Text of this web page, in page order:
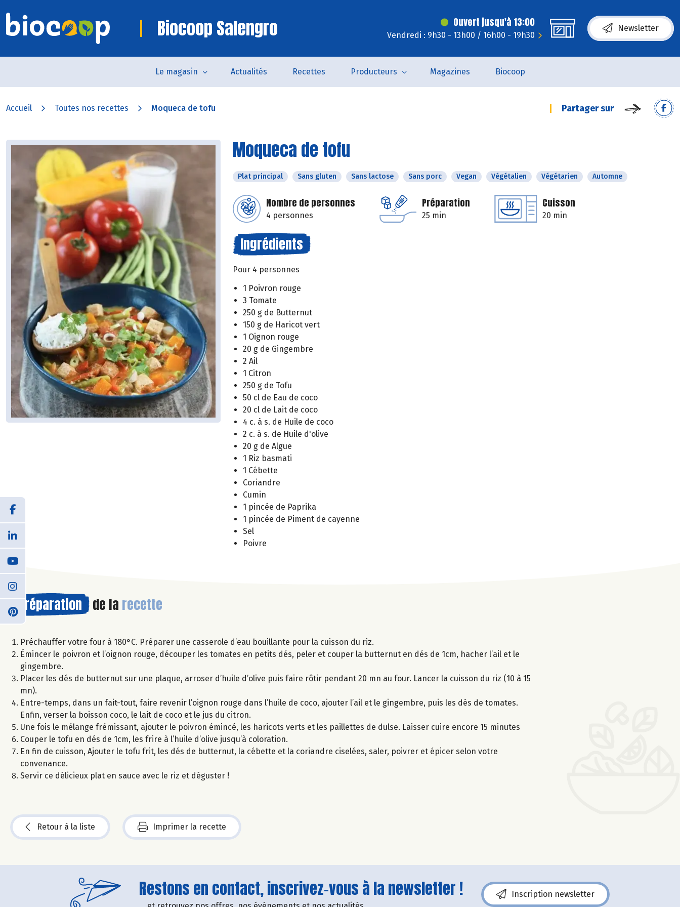
Biocoop Salengro Ouvert jusqu'à 13:00
Vendredi : 9h30 - 13h00 / 16h00 - 19h30
Newsletter
Le magasin Actualités Recettes Producteurs Magazines Biocoop
Accueil Toutes nos recettes Moqueca de tofu Partager sur
Moqueca de tofu
Plat principal Sans gluten Sans lactose Sans porc Vegan Végétalien Végétarien Automne
Nombre de personnes
4 personnes
Préparation
25 min
Cuisson
20 min
Ingrédients
Pour 4 personnes
1 Poivron rouge
3 Tomate
250 g de Butternut
150 g de Haricot vert
1 Oignon rouge
20 g de Gingembre
2 Ail
1 Citron
250 g de Tofu
50 cl de Eau de coco
20 cl de Lait de coco
4 c. à s. de Huile de coco
2 c. à s. de Huile d'olive
20 g de Algue
1 Riz basmati
1 Cébette
Coriandre
Cumin
1 pincée de Paprika
1 pincée de Piment de cayenne
Sel
Poivre
Préparation de la recette
Préchauffer votre four à 180°C. Préparer une casserole d’eau bouillante pour la cuisson du riz.
Émincer le poivron et l’oignon rouge, découper les tomates en petits dés, peler et couper la butternut en dés de 1cm, hacher l’ail et le
gingembre.
Placer les dés de butternut sur une plaque, arroser d’huile d’olive puis faire rôtir pendant 20 mn au four. Lancer la cuisson du riz (10 à 15
mn).
Entre-temps, dans un fait-tout, faire revenir l’oignon rouge dans l’huile de coco, ajouter l’ail et le gingembre, puis les dés de tomates.
Enfin, verser la boisson coco, le lait de coco et le jus du citron.
Une fois le mélange frémissant, ajouter le poivron émincé, les haricots verts et les paillettes de dulse. Laisser cuire encore 15 minutes
Couper le tofu en dés de 1cm, les frire à l’huile d’olive jusqu’à coloration.
En fin de cuisson, Ajouter le tofu frit, les dés de butternut, la cébette et la coriandre ciselées, saler, poivrer et épicer selon votre
convenance.
Servir ce délicieux plat en sauce avec le riz et déguster !
Retour à la liste Imprimer la recette
Restons en contact, inscrivez-vous à la newsletter ! Inscription newsletter